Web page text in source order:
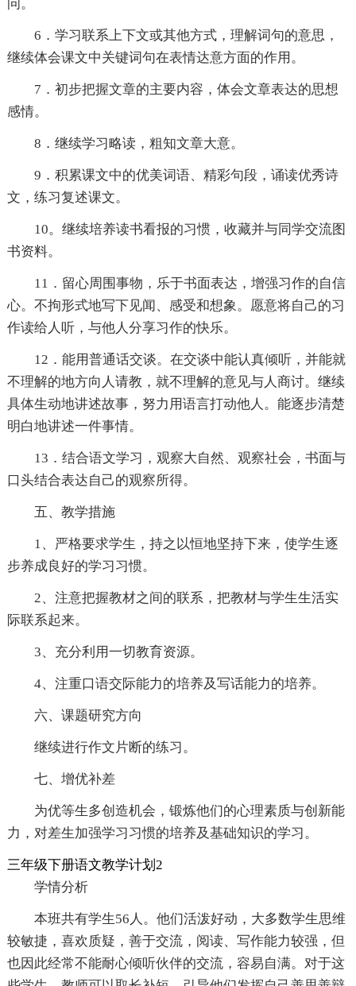
问。
6．学习联系上下文或其他方式，理解词句的意思，
继续体会课文中关键词句在表情达意方面的作用。
7．初步把握文章的主要内容，体会文章表达的思想
感情。
8．继续学习略读，粗知文章大意。
9．积累课文中的优美词语、精彩句段，诵读优秀诗
文，练习复述课文。
10。继续培养读书看报的习惯，收藏并与同学交流图
书资料。
11．留心周围事物，乐于书面表达，增强习作的自信
心。不拘形式地写下见闻、感受和想象。愿意将自己的习
作读给人听，与他人分享习作的快乐。
12．能用普通话交谈。在交谈中能认真倾听，并能就
不理解的地方向人请教，就不理解的意见与人商讨。继续
具体生动地讲述故事，努力用语言打动他人。能逐步清楚
明白地讲述一件事情。
13．结合语文学习，观察大自然、观察社会，书面与
口头结合表达自己的观察所得。
五、教学措施
1、严格要求学生，持之以恒地坚持下来，使学生逐
步养成良好的学习习惯。
2、注意把握教材之间的联系，把教材与学生生活实
际联系起来。
3、充分利用一切教育资源。
4、注重口语交际能力的培养及写话能力的培养。
六、课题研究方向
继续进行作文片断的练习。
七、增优补差
为优等生多创造机会，锻炼他们的心理素质与创新能
力，对差生加强学习习惯的培养及基础知识的学习。
三年级下册语文教学计划2
学情分析
本班共有学生56人。他们活泼好动，大多数学生思维
较敏捷，喜欢质疑，善于交流，阅读、写作能力较强，但
也因此经常不能耐心倾听伙伴的交流，容易自满。对于这